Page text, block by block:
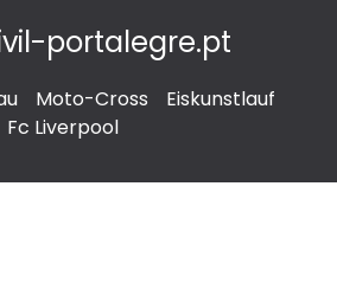
portalegre.pt
Moto-Cross
Eiskunstlauf
Fc Liverpool